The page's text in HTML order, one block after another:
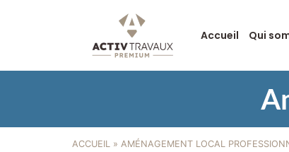
Accueil Qui
ACCUEIL » AMÉNAGEMENT LOCAL